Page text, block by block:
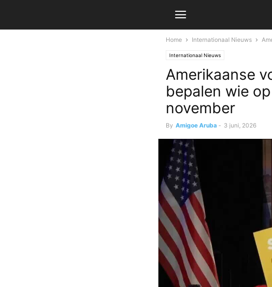
Home Internationaal Nieuws
Internationaal Nieuws
Amerikaanse
bepalen wie
november
By Amigoe Aruba - 3 juni, 2026